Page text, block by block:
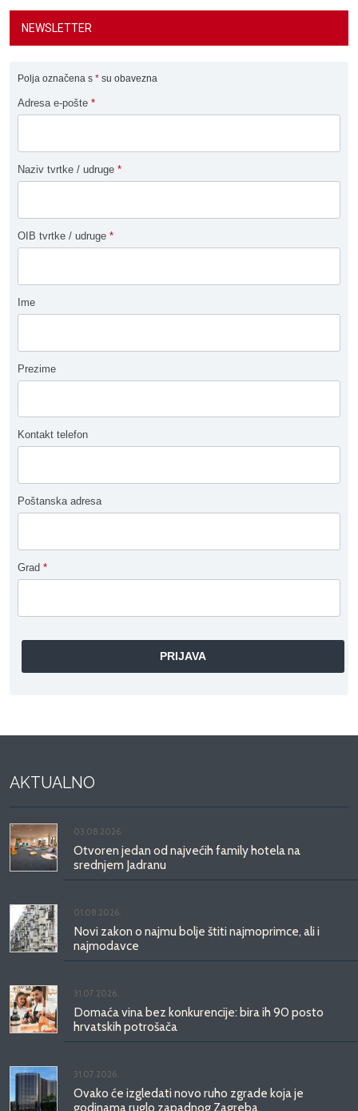
NEWSLETTER
Polja označena s * su obavezna
Adresa e-pošte *
Naziv tvrtke / udruge *
OIB tvrtke / udruge *
Ime
Prezime
Kontakt telefon
Poštanska adresa
Grad *
AKTUALNO
03.08.2026.
Otvoren jedan od najvećih family hotela na
srednjem Jadranu
01.08.2026.
Novi zakon o najmu bolje štiti najmoprimce, ali i
najmodavce
31.07.2026.
Domaća vina bez konkurencije: bira ih 90 posto
hrvatskih potrošača
31.07.2026.
Ovako će izgledati novo ruho zgrade koja je
godinama ruglo zapadnog Zagreba